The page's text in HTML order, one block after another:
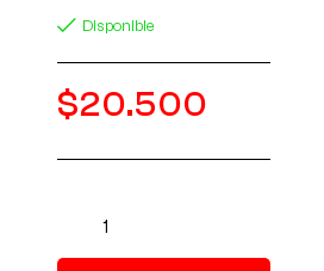
Disponible
$20.500